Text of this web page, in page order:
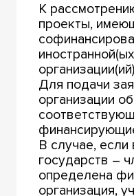
К
проекты,
Для подачи
организации
В случае, если
государств –
определена
организация,